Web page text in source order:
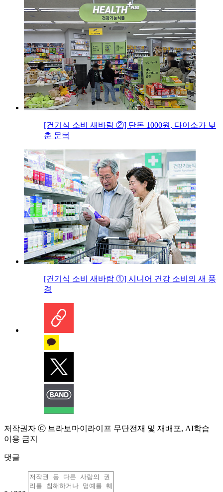
[건기식 소비 새바람 ②] 단돈 1000원, 다이소가 낮
춘 문턱
[건기식 소비 새바람 ①] 시니어 건강 소비의 새 풍
경
저작권자 ⓒ 브라보마이라이프 무단전재 및 재배포, AI학습
이용 금지
댓글